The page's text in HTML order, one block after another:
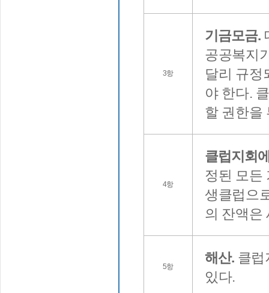
3항
기금모금.
공공복지
달리 규정
야 한다.
할 권한을
4항
클럽지회
정된 모든
생클럽으
의 잔액은
5항
해산. 클럽
있다.